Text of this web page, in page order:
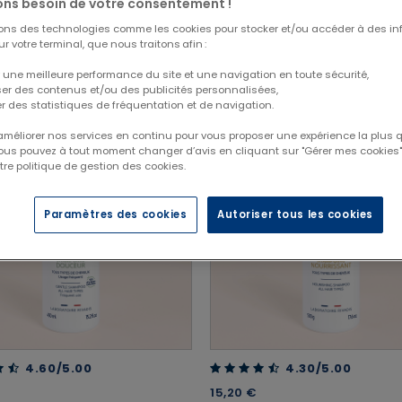
5 Customer Rating
4.60/5.00
4.30 out of 5 Customer Rating
4.30/5.00
15,20 €
besoin de votre consentement !
des technologies comme les cookies pour stocker et/ou accéder à des
votre terminal, que nous traitons afin :
une meilleure performance du site et une navigation en toute sécurité,
des contenus et/ou des publicités personnalisées,
des statistiques de fréquentation et de navigation.
nos services en continu pour vous proposer une expérience la plus
pouvez à tout moment changer d’avis en cliquant sur "Gérer mes
politique de gestion des cookies.
Paramètres des cookies Autoriser tous les cookies